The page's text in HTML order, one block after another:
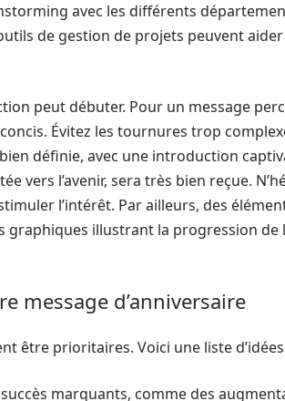
avec les différents
de gestion de projets peuvent
peut débuter. Pour un message
Évitez les tournures trop
définie, avec une introduction
vers l’avenir, sera très bien reçue.
l’intérêt. Par ailleurs, des
illustrant la progression de
message d’anniversaire
être prioritaires. Voici une liste
marquants, comme des